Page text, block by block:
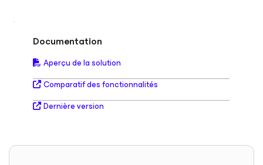
Documentation
Aperçu de la solution
Comparatif des fonctionnalités
Dernière version